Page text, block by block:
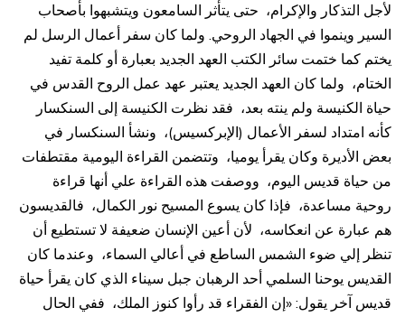
لأجل التذكار والإكرام، حتى يتأثر السامعون ويتشبهوا بأصحاب
السير وينموا في الجهاد الروحي. ولما كان سفر أعمال الرسل لم
يختم كما ختمت سائر الكتب العهد الجديد بعبارة أو كلمة تفيد
الختام، ولما كان العهد الجديد يعتبر عهد عمل الروح القدس في
حياة الكنيسة ولم ينته بعد، فقد نظرت الكنيسة إلى السنكسار
كأنه امتداد لسفر الأعمال (الإبركسيس)، ونشأ السنكسار في
بعض الأديرة وكان يقرأ يوميا، وتتضمن القراءة اليومية مقتطفات
من حياة قديس اليوم، ووصفت هذه القراءة علي أنها قراءة
روحية مساعدة، فإذا كان يسوع المسيح نور الكمال، فالقديسون
هم عبارة عن انعكاسه، لأن أعين الإنسان ضعيفة لا تستطيع أن
تنظر إلي ضوء الشمس الساطع في أعالي السماء، وعندما كان
القديس يوحنا السلمي أحد الرهبان جبل سيناء الذي كان يقرأ حياة
قديس آخر يقول: «إن الفقراء قد رأوا كنوز الملك، ففي الحال